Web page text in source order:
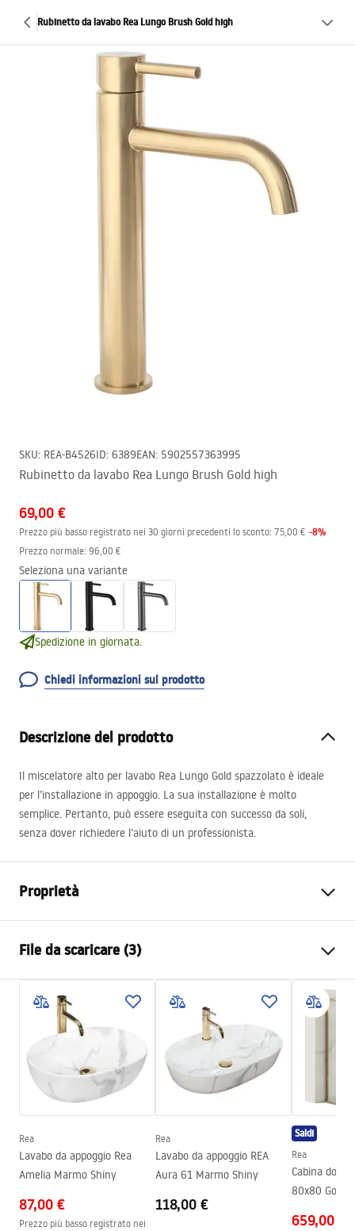
Rubinetto da lavabo Rea Lungo Brush Gold high
SKU: REA-B4526ID: 6389EAN: 5902557363995
Rubinetto da lavabo Rea Lungo Brush Gold high
69,00 €
Prezzo più basso registrato nei 30 giorni precedenti lo sconto: 75,00 € -8%
Prezzo normale: 96,00 €
Seleziona una variante
Spedizione in giornata.
Chiedi informazioni sul prodotto
Descrizione del prodotto
Il miscelatore alto per lavabo Rea Lungo Gold spazzolato è ideale
per l’installazione in appoggio. La sua installazione è molto
semplice. Pertanto, può essere eseguita con successo da soli,
senza dover richiedere l’aiuto di un professionista.
Proprietà
Colore
Tipo di bocca
Fissa
Materiale
Ottone
Gamma beccuccio
130 mm
Altezza
mm
Tecnologia del rivestimento
PVD
Garanzia
File da scaricare (3)
Condizioni di garanzia
Warranty_Terms_and_Conditions_Faucets_-_5.pdf
Istruzioni di montaggio
Informazioni sulla sicurezza
Safety_Information_Faucets.pdf
Rea
Lavabo da appoggio Rea
Amelia Marmo Shiny
87,00 €
Prezzo più basso registrato nei
Rea
Lavabo da appoggio REA
Aura 61 Marmo Shiny
118,00 €
Saldi
Rea
Cabina
80x80
659,00 €